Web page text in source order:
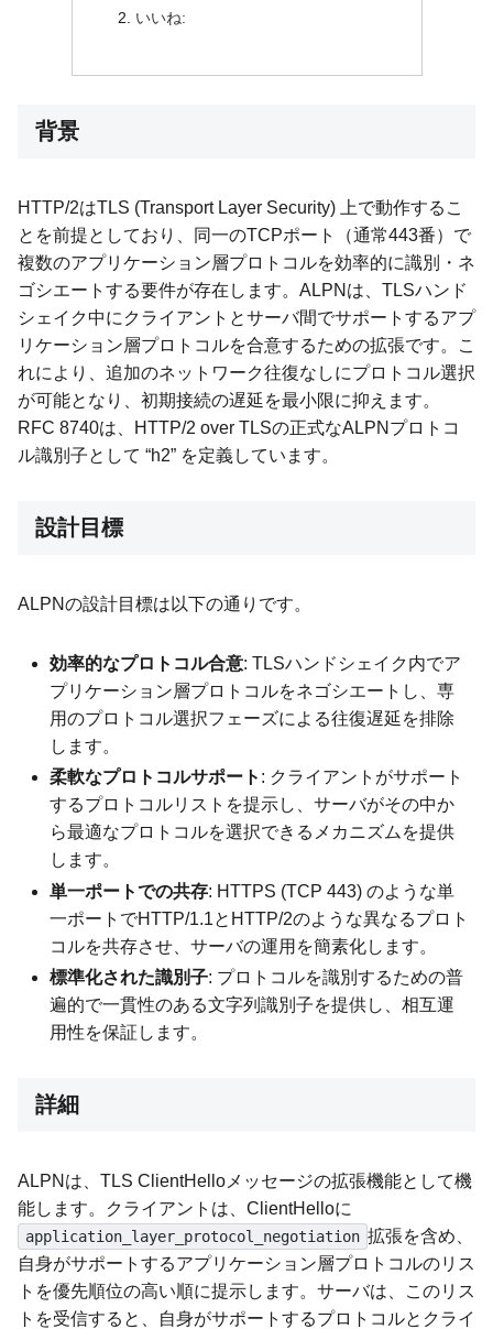
いいね:
背景
HTTP/2はTLS (Transport Layer Security) 上で動作するこ
とを前提としており、同一のTCPポート（通常443番）で
複数のアプリケーション層プロトコルを効率的に識別・ネ
ゴシエートする要件が存在します。ALPNは、TLSハンド
シェイク中にクライアントとサーバ間でサポートするアプ
リケーション層プロトコルを合意するための拡張です。こ
れにより、追加のネットワーク往復なしにプロトコル選択
が可能となり、初期接続の遅延を最小限に抑えます。
RFC 8740は、HTTP/2 over TLSの正式なALPNプロトコ
ル識別子として “h2” を定義しています。
設計目標
ALPNの設計目標は以下の通りです。
効率的なプロトコル合意: TLSハンドシェイク内でア
プリケーション層プロトコルをネゴシエートし、専
用のプロトコル選択フェーズによる往復遅延を排除
します。
柔軟なプロトコルサポート : クライアントがサポート
するプロトコルリストを提示し、サーバがその中か
ら最適なプロトコルを選択できるメカニズムを提供
します。
単一ポートでの共存: HTTPS (TCP 443) のような単
一ポートでHTTP/1.1とHTTP/2のような異なるプロト
コルを共存させ、サーバの運用を簡素化します。
標準化された識別子: プロトコルを識別するための普
遍的で一貫性のある文字列識別子を提供し、相互運
用性を保証します。
詳細
ALPNは、TLS ClientHelloメッセージの拡張機能として機
能します。クライアントは、ClientHelloに
application_layer_protocol_negotiation 拡張を含め、
自身がサポートするアプリケーション層プロトコルのリス
トを優先順位の高い順に提示します。サーバは、このリス
トを受信すると、自身がサポートするプロトコルとクライ